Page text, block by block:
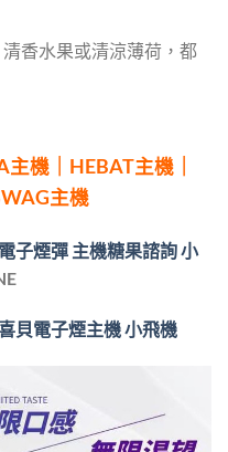
香水果或清涼薄荷，都
主機 HEBAT主機
主機
子煙彈 主機糖果諮詢 小
貝電子煙主機 小飛機